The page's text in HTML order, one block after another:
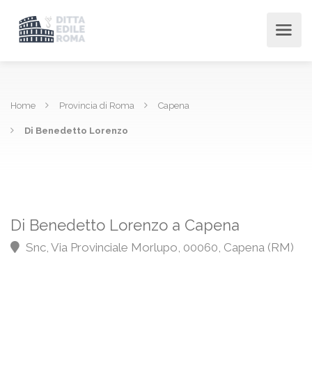
Home Provincia di Roma Capena
Di Benedetto Lorenzo
Di Benedetto Lorenzo a Capena
Snc, Via Provinciale Morlupo, 00060, Capena (RM)